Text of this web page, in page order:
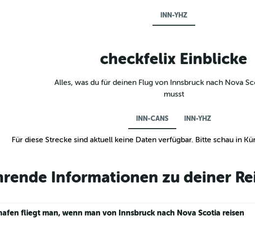
INN-YHZ
checkfelix Einblicke
Alles, was du für deinen Flug von Innsbruck nach Nova
musst
INN-CANS INN-YHZ
Für diese Strecke sind aktuell keine Daten verfügbar. Bitte schau in
Informationen zu deiner
fliegt man, wenn man von Innsbruck nach Nova Scotia reisen